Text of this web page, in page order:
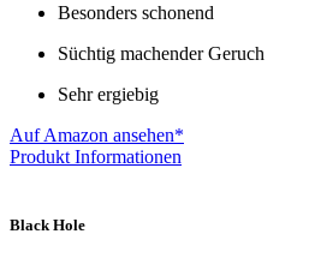
Besonders schonend
Süchtig machender Geruch
Sehr ergiebig
Auf Amazon ansehen*
Produkt Informationen
Black Hole